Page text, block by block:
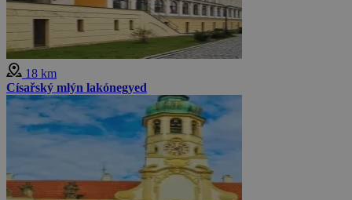
18 km
Císařský mlýn lakónegyed